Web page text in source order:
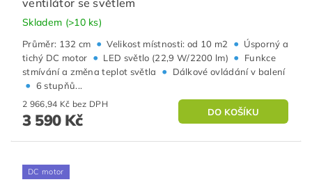
ventilátor se světlem
Skladem (>10 ks)
Průměr: 132 cm • Velikost místnosti: od 10 m2 • Úsporný a
tichý DC motor • LED světlo (22,9 W/2200 lm) •
Funkce
stmívání a změna teplot světla
• Dálkové ovládání v balení
• 6 stupňů...
2 966,94 Kč bez DPH
3 590 Kč
DC motor